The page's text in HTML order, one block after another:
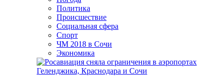
Политика
Происшествие
Социальная сфера
Спорт
ЧМ 2018 в Сочи
Экономика